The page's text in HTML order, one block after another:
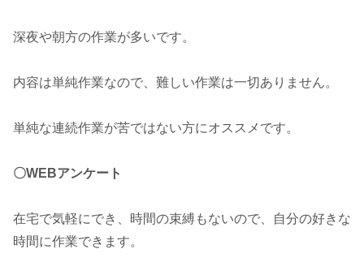
深夜や朝方の作業が多いです。
内容は単純作業なので、難しい作業は一切ありません。
単純な連続作業が苦ではない方にオススメです。
〇WEBアンケート
在宅で気軽にでき、時間の束縛もないので、自分の好きな
時間に作業できます。